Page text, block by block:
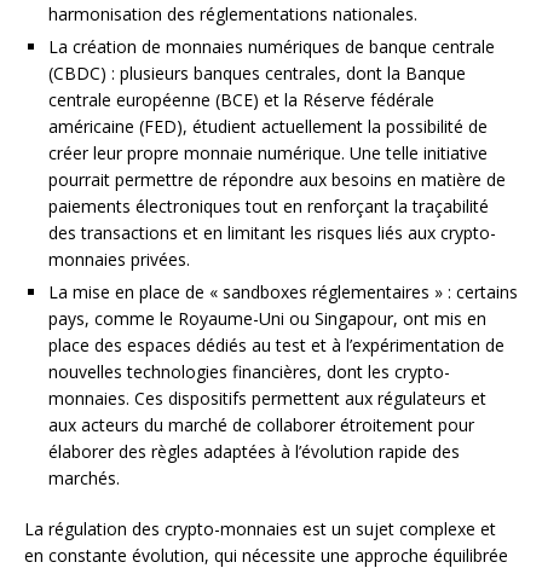
harmonisation des réglementations nationales.
La création de monnaies numériques de banque centrale
(CBDC) : plusieurs banques centrales, dont la Banque
centrale européenne (BCE) et la Réserve fédérale
américaine (FED), étudient actuellement la possibilité de
créer leur propre monnaie numérique. Une telle initiative
pourrait permettre de répondre aux besoins en matière de
paiements électroniques tout en renforçant la traçabilité
des transactions et en limitant les risques liés aux crypto-
monnaies privées.
La mise en place de « sandboxes réglementaires » : certains
pays, comme le Royaume-Uni ou Singapour, ont mis en
place des espaces dédiés au test et à l’expérimentation de
nouvelles technologies financières, dont les crypto-
monnaies. Ces dispositifs permettent aux régulateurs et
aux acteurs du marché de collaborer étroitement pour
élaborer des règles adaptées à l’évolution rapide des
marchés.
La régulation des crypto-monnaies est un sujet complexe et
en constante évolution, qui nécessite une approche équilibrée